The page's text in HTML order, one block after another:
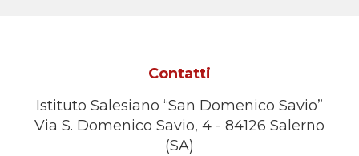
Contatti
Istituto Salesiano “San Domenico Savio”
Via S. Domenico Savio, 4 - 84126 Salerno
(SA)